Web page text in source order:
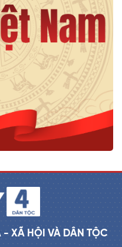
XÃ HỘI VÀ DÂN TỘC